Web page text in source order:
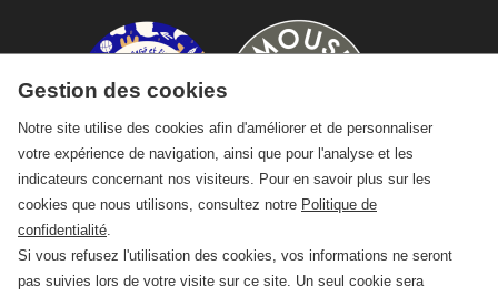
Gestion des cookies
Notre site utilise des cookies afin d'améliorer et de personnaliser
votre expérience de navigation, ainsi que pour l'analyse et les
indicateurs concernant nos visiteurs. Pour en savoir plus sur les
cookies que nous utilisons, consultez notre Politique de
confidentialité
Si vous refusez l'utilisation des cookies, vos informations ne seront
pas suivies lors de votre visite sur ce site. Un seul cookie sera